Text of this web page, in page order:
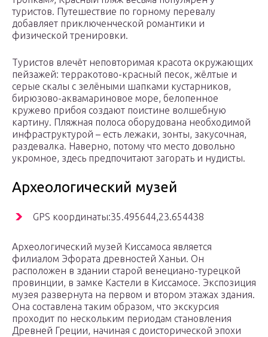
туристов. Путешествие по горному перевалу
добавляет приключенческой романтики и
физической тренировки.
Туристов влечёт неповторимая красота окружающих
пейзажей: терракотово-красный песок, жёлтые и
серые скалы с зелёными шапками кустарников,
бирюзово-аквамариновое море, белопенное
кружево прибоя создают поистине волшебную
картину. Пляжная полоса оборудована необходимой
инфраструктурой – есть лежаки, зонты, закусочная,
раздевалка. Наверно, потому что место довольно
укромное, здесь предпочитают загорать и нудисты.
Археологический музей
GPS координаты:35.495644,23.654438
Археологический музей Киссамоса является
филиалом Эфората древностей Ханьи. Он
расположен в здании старой венециано-турецкой
провинции, в замке Кастели в Киссамосе. Экспозиция
музея развернута на первом и втором этажах здания.
Она составлена таким образом, что экскурсия
проходит по нескольким периодам становления
Древней Греции, начиная с доисторической эпохи